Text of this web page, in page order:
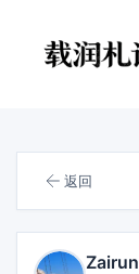
返回
Zairun